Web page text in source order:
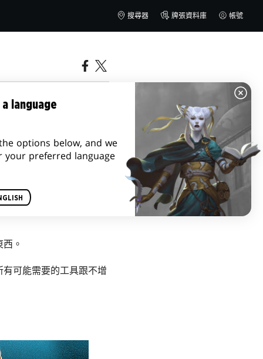
搜尋器 牌張資料庫 帳號
。
可能需要的工具跟不增
a language
options below, and we
your preferred language